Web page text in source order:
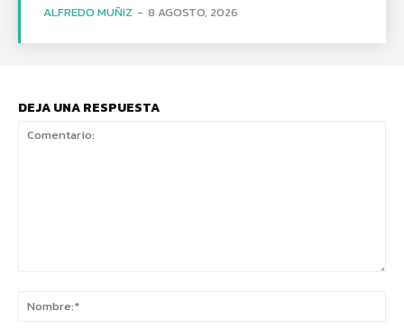
ALFREDO MUÑIZ - 8 AGOSTO, 2026
DEJA UNA RESPUESTA